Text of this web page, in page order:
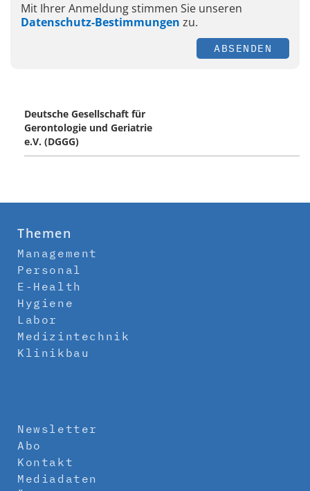
Mit Ihrer Anmeldung stimmen Sie unseren
Datenschutz-Bestimmungen zu.
ABSENDEN
Deutsche Gesellschaft für
Gerontologie und Geriatrie
e.V. (DGGG)
Themen
Management
Personal
E-Health
Hygiene
Labor
Medizintechnik
Klinikbau
Newsletter
Abo
Kontakt
Mediadaten